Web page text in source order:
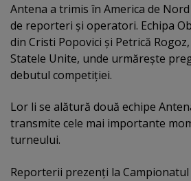
Antena a trimis în America de
de reporteri şi operatori. Echipa
din Cristi Popovici şi Petrică
Statele Unite, unde urmăreşte
debutul competiţiei.
Lor li se alătură două echipe
transmite cele mai importante
turneului.
Reporterii prezenţi la